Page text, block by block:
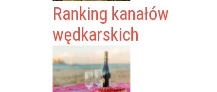
Ranking kanałów
wędkarskich